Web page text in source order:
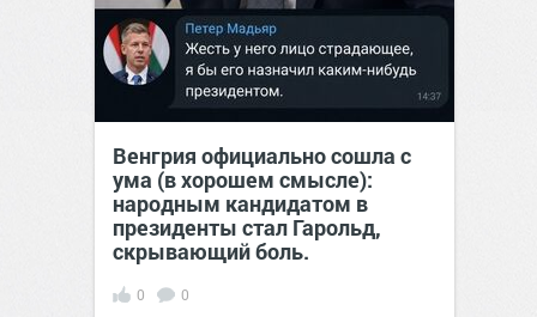
Венгрия официально сошла с
ума (в хорошем смысле):
народным кандидатом в
президенты стал Гарольд,
скрывающий боль.
0 0